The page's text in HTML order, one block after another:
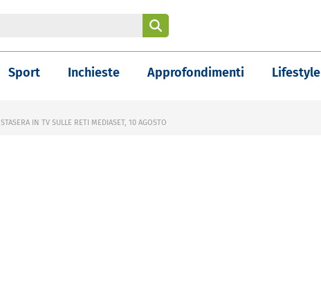
Sport Inchieste Approfondimenti Lifestyle
STASERA IN TV SULLE RETI MEDIASET, 10 AGOSTO